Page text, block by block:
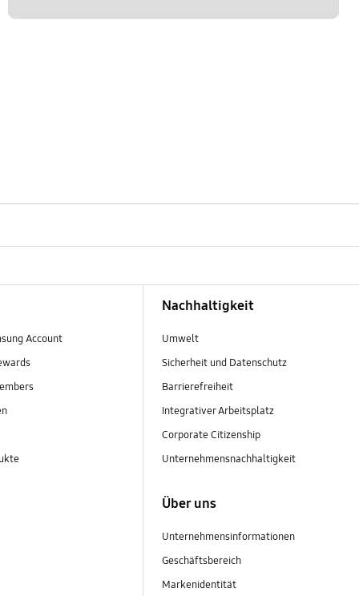
Account
Nachhaltigkeit
Umwelt
Sicherheit und Datenschutz
Barrierefreiheit
Integrativer Arbeitsplatz
Corporate Citizenship
Unternehmensnachhaltigkeit
Über uns
Unternehmensinformationen
Geschäftsbereich
Markenidentität